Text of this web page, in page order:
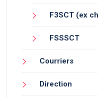
F3SCT (ex
FSSSCT
Courriers
Direction